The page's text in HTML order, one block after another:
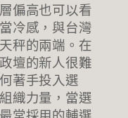
偏高也可以看
冷感，與台灣
秤的兩端。在
壇的新人很難
著手投入選
織力量，當選